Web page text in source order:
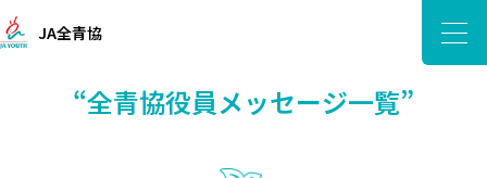
JA全青協
“全青協役員メッセージ一覧”